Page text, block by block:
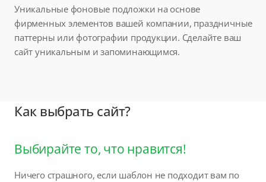
Уникальные фоновые подложки на основе
фирменных элементов вашей компании, праздничные
паттерны или фотографии продукции. Сделайте ваш
сайт уникальным и запоминающимся.
Как выбрать сайт?
Выбирайте то, что нравится!
Ничего страшного, если шаблон не подходит вам по